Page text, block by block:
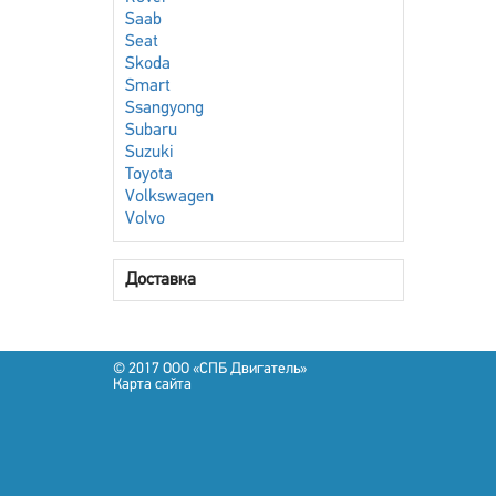
Saab
Seat
Skoda
Smart
Ssangyong
Subaru
Suzuki
Toyota
Volkswagen
Volvo
Доставка
© 2017 OOO «СПБ Двигатель»
Карта сайта